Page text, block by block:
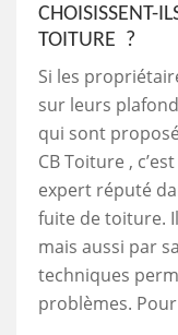
CHOISISSENT-
TOITURE ?
Si les
sur leurs
qui sont
CB Toiture ,
expert réputé
fuite de toiture.
mais aussi par
techniques
problèmes.